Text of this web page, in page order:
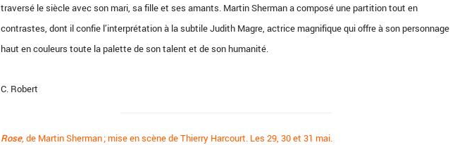
traversé le siècle avec son mari, sa fille et ses amants. Martin Sherman a composé une partition tout en
contrastes, dont il confie l’interprétation à la subtile Judith Magre, actrice magnifique qui offre à son personnage
haut en couleurs toute la palette de son talent et de son humanité.
C. Robert
Rose, de Martin Sherman ; mise en scène de Thierry Harcourt. Les 29, 30 et 31 mai.